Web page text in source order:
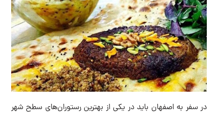
در سفر به اصفهان باید در یکی از بهترین رستوران‌های سطح شهر